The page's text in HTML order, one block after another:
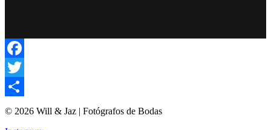
Facebook
Twitter
Compartir
© 2026 Will & Jaz | Fotógrafos de Bodas